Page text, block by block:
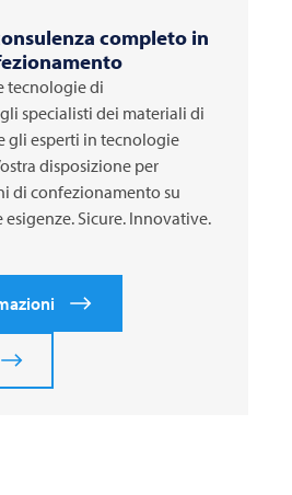
completo in
tecnologie di
specialisti dei materiali di
gli esperti in tecnologie
disposizione per
di confezionamento su
esigenze. Sicure. Innovative.